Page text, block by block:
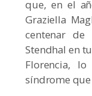
que, en el
Graziella
centenar
Stendhal en
Florencia,
síndrome que